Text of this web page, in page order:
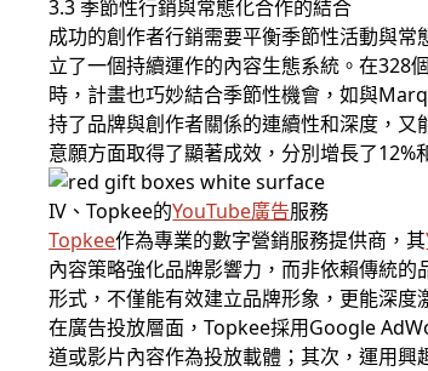
3.3 季節性行銷與常態化合作的結合
成功的創作者行銷需要平衡季節性活動與
立了一個持續運作的內容生態系統。在328
時，計畫也巧妙結合季節性機會，如與
持了品牌與創作者關係的連續性和深度，
意願方面取得了顯著成效，分別增長了12%
IV、Topkee的YouTube廣告服務
Topkee作為專業的數字營銷服務提供商，其
內容策略強化品牌影響力，而非依賴傳統
形式，不僅能有效建立品牌形象，更能深度
在廣告投放層面，Topkee採用Google
道或影片內容作為投放載體；其次，運用